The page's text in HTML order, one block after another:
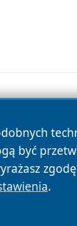
być
.